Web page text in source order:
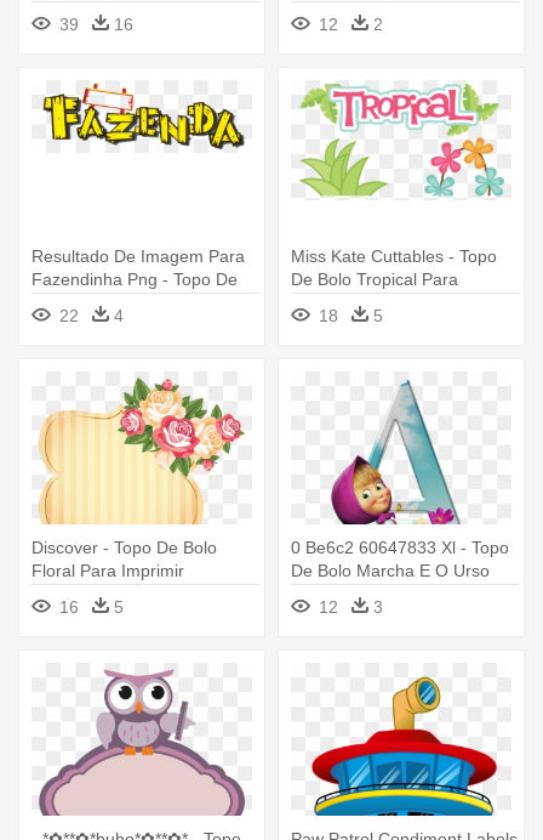
De Benção Para Imprimir
39 16
12
2
Resultado De Imagem Para
Fazendinha Png - Topo De
Bolo Fazendinha Para
Imprimir
22 4
Miss Kate Cuttables - Topo
De Bolo Tropical Para
18 5
Discover - Topo De Bolo
Floral Para Imprimir
16
5
0 Be6c2 60647833 Xl - Topo
De Bolo Marcha E O Urso
12
3